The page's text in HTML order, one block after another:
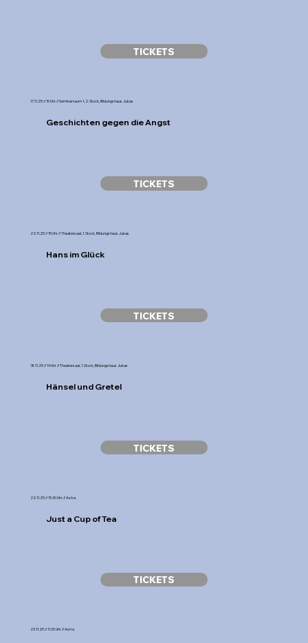
TICKETS
17.11.25 // 15 Uhr // Seminarraum 1, 2. Stock, Bildungshaus Jukas
Geschichten gegen die Angst
TICKETS
22.11.25 // 15 Uhr // Theatersaal, 1. Stock, Bildungshaus Jukas
Hans im Glück
TICKETS
18.11.25 // 14 Uhr // Theatersaal, 1. Stock, Bildungshaus Jukas
Hänsel und Gretel
TICKETS
22.11.25 // 15.30 Uhr // Astra
Just a Cup of Tea
TICKETS
23.11.25 // 11.30 Uhr // Astra